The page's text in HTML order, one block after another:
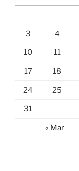
3 4
10 11
17 18
24 25
31
« Mar